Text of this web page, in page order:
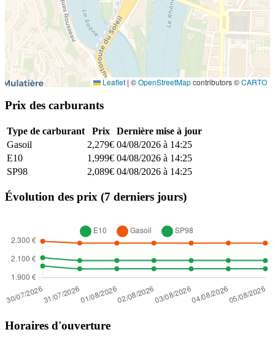
Leaflet | ©OpenStreetMapcontributors ©CARTO
Prix des carburants
Type de carburant Prix
Dernière mise à jour
Gasoil
2,279€ 04/08/2026 à 14:25
E10
1,999€ 04/08/2026 à 14:25
SP98
2,089€ 04/08/2026 à 14:25
Évolution des prix (7 derniers jours)
Horaires d'ouverture